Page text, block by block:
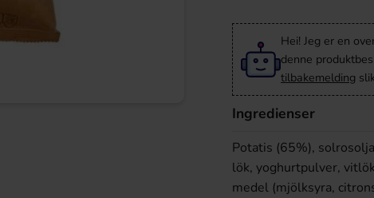
Hei! Jeg er en
denne
tilbakemelding
Ingredienser
Potatis (65%),
lök, yoghurtpulver,
medel (mjölksyra,